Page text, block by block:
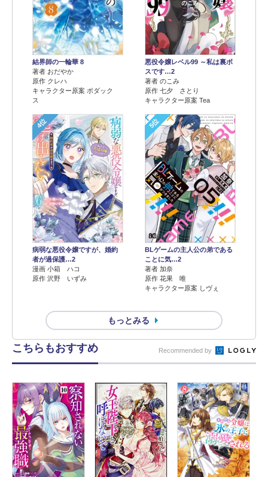
結界師の一輪華 8
著者 おだやか
原作 クレハ
キャラクター原案 ボダック
ス
悪役令嬢レベル99 ～私は裏ボ
スです…2
著者 のこみ
原作 七夕 さとり
キャラクター原案 Tea
4位
病弱な悪役令嬢ですが、婚約
者が過保護…2
漫画 小箱 ハコ
原作 沢野 いずみ
5位
BLゲームの主人公の弟である
ことに気…2
著者 加奈
原作 花果 唯
キャラクター原案 しヴぇ
もっとみる
こちらもおすすめ Recommended by